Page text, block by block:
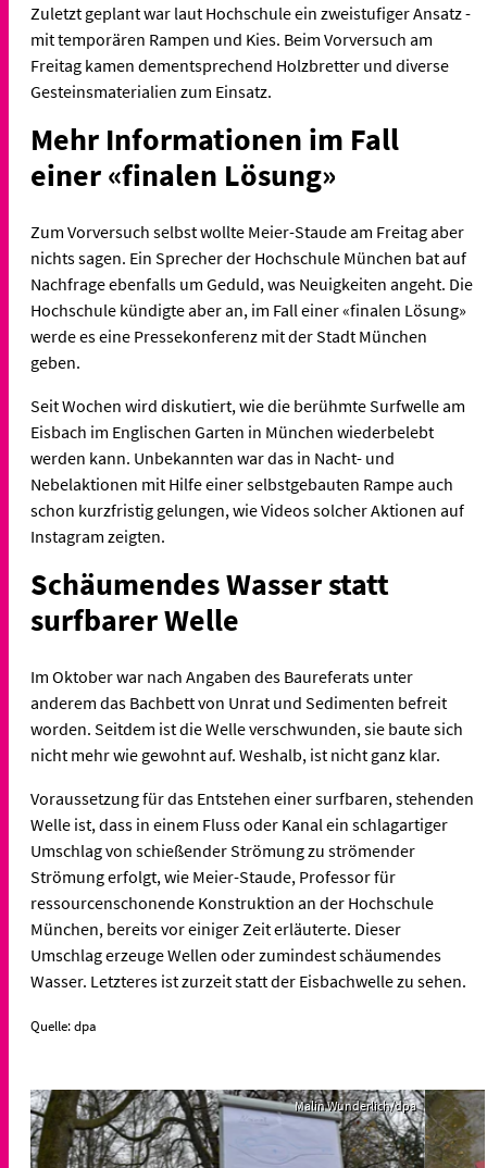
Zuletzt geplant war laut Hochschule ein zweistufiger Ansatz -
mit temporären Rampen und Kies. Beim Vorversuch am
Freitag kamen dementsprechend Holzbretter und diverse
Gesteinsmaterialien zum Einsatz.
Mehr Informationen im Fall
einer «finalen Lösung»
Zum Vorversuch selbst wollte Meier-Staude am Freitag aber
nichts sagen. Ein Sprecher der Hochschule München bat auf
Nachfrage ebenfalls um Geduld, was Neuigkeiten angeht. Die
Hochschule kündigte aber an, im Fall einer «finalen Lösung»
werde es eine Pressekonferenz mit der Stadt München
geben.
Seit Wochen wird diskutiert, wie die berühmte Surfwelle am
Eisbach im Englischen Garten in München wiederbelebt
werden kann. Unbekannten war das in Nacht- und
Nebelaktionen mit Hilfe einer selbstgebauten Rampe auch
schon kurzfristig gelungen, wie Videos solcher Aktionen auf
Instagram zeigten.
Schäumendes Wasser statt
surfbarer Welle
Im Oktober war nach Angaben des Baureferats unter
anderem das Bachbett von Unrat und Sedimenten befreit
worden. Seitdem ist die Welle verschwunden, sie baute sich
nicht mehr wie gewohnt auf. Weshalb, ist nicht ganz klar.
Voraussetzung für das Entstehen einer surfbaren, stehenden
Welle ist, dass in einem Fluss oder Kanal ein schlagartiger
Umschlag von schießender Strömung zu strömender
Strömung erfolgt, wie Meier-Staude, Professor für
ressourcenschonende Konstruktion an der Hochschule
München, bereits vor einiger Zeit erläuterte. Dieser
Umschlag erzeuge Wellen oder zumindest schäumendes
Wasser. Letzteres ist zurzeit statt der Eisbachwelle zu sehen.
Quelle: dpa
Malin Wunderlich/dpa